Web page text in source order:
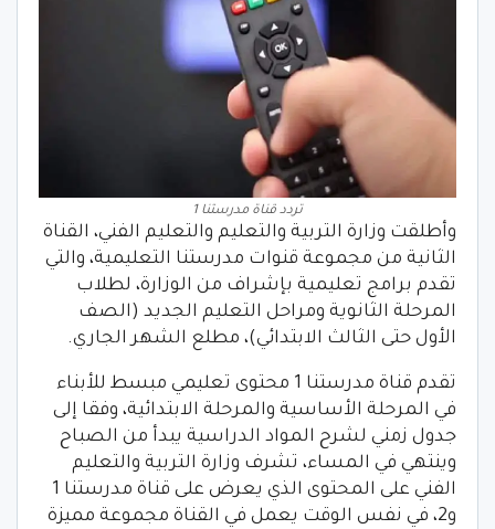
تردد قناة مدرستنا 1
وأطلقت وزارة التربية والتعليم والتعليم الفني، القناة
الثانية من مجموعة قنوات مدرستنا التعليمية، والتي
تقدم برامج تعليمية بإشراف من الوزارة، لطلاب
المرحلة الثانوية ومراحل التعليم الجديد (الصف
الأول حتى الثالث الابتدائي)، مطلع الشهر الجاري.
تقدم قناة مدرستنا 1 محتوى تعليمي مبسط للأبناء
في المرحلة الأساسية والمرحلة الابتدائية، وفقا إلى
جدول زمني لشرح المواد الدراسية يبدأ من الصباح
وينتهي في المساء، تشرف وزارة التربية والتعليم
الفني على المحتوى الذي يعرض على قناة مدرستنا 1
و2، في نفس الوقت يعمل في القناة مجموعة مميزة